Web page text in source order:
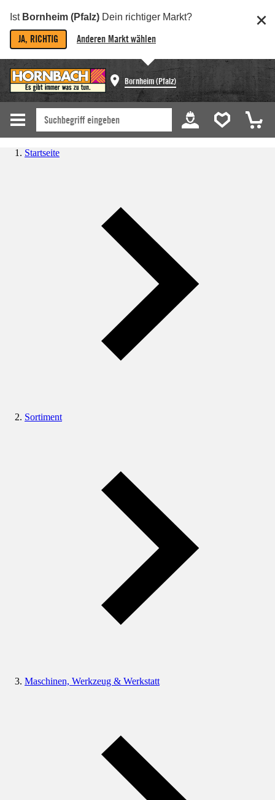
Ist Bornheim (Pfalz) Dein richtiger Markt?
JA, RICHTIG Anderen Markt wählen
Bornheim (Pfalz)
Startseite
Sortiment
Maschinen, Werkzeug & Werkstatt